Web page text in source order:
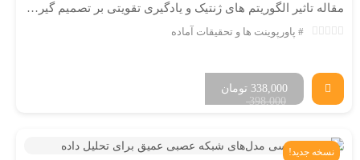
مقاله تاثیر الگوریتم های ژنتیک و یادگیری تقویتی بر تصمیم گیری در سرمایه گذاری
پاورپوینت ها و تحقیقات آماده
398,000
تومان 338,000
نسخه جدید!